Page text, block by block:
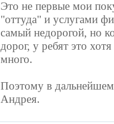
Это не первые мои
"оттуда" и услугами
самый недорогой, но
дорог, у ребят это
много.
Поэтому в
Андрея.